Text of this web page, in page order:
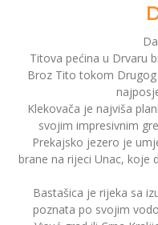
Titova pećina u Drvaru
Broz Tito tokom
Klekovača je najviša
svojim impresivnim
Prekajsko jezero je
brane na rijeci Unac, koje
Bastašica je rijeka sa
poznata po svojim